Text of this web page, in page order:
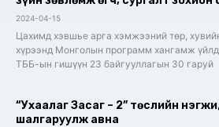
2024-04-15
Цахимд хэвшье арга хэмжээний төр,
хүрээнд Монголын программ хангамж
ТББ-ын гишүүн 23 байгууллагын 30 гаруй
“Ухаалаг Засаг – 2” төслийн
шалгаруулж авна